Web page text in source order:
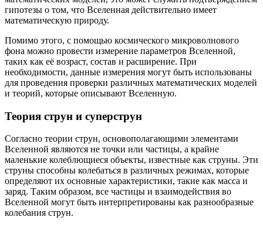
гипотезы о том, что Вселенная действительно имеет
математическую природу.
Помимо этого, с помощью космического микроволнового
фона можно провести измерение параметров Вселенной,
таких как её возраст, состав и расширение. При
необходимости, данные измерения могут быть использованы
для проведения проверки различных математических моделей
и теорий, которые описывают Вселенную.
Теория струн и суперструн
Согласно теории струн, основополагающими элементами
Вселенной являются не точки или частицы, а крайне
маленькие колеблющиеся объекты, известные как струны. Эти
струны способны колебаться в различных режимах, которые
определяют их основные характеристики, такие как масса и
заряд. Таким образом, все частицы и взаимодействия во
Вселенной могут быть интерпретированы как разнообразные
колебания струн.